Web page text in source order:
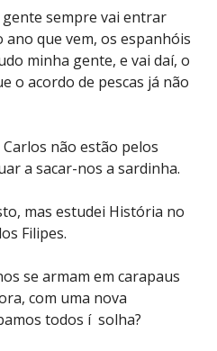
sempre vai entrar
ano que vem, os espanhóis
minha gente, e vai daí, o
o acordo de pescas já não
não estão pelos
a sacar-nos a sardinha.
mas estudei História no
Filipes.
se armam em carapaus
com uma nova
todos í solha?